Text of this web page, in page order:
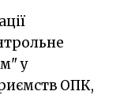
у
ОПК,